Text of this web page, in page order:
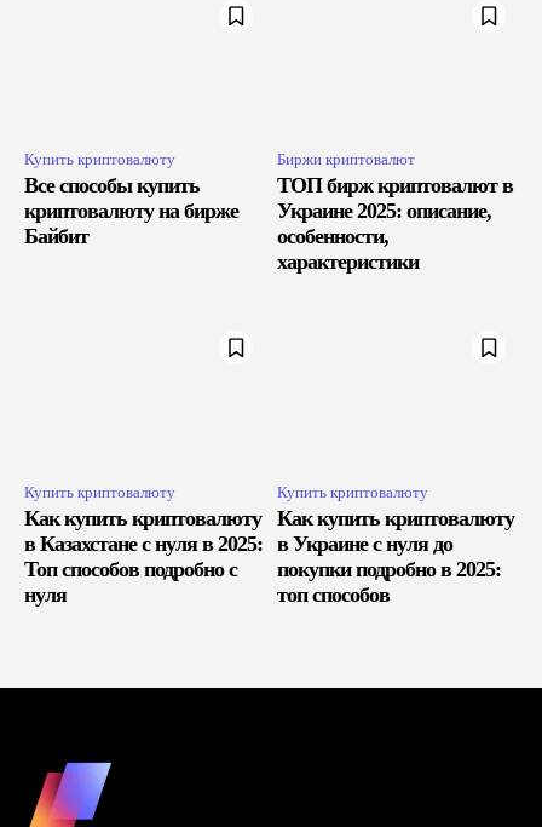
Купить криптовалюту
Все способы купить
криптовалюту на бирже
Байбит
Биржи криптовалют
ТОП бирж криптовалют в
Украине 2025: описание,
особенности,
характеристики
Купить криптовалюту
Как купить криптовалюту
в Казахстане с нуля в 2025:
Топ способов подробно с
нуля
Купить криптовалюту
Как купить криптовалюту
в Украине с нуля до
покупки подробно в 2025:
топ способов